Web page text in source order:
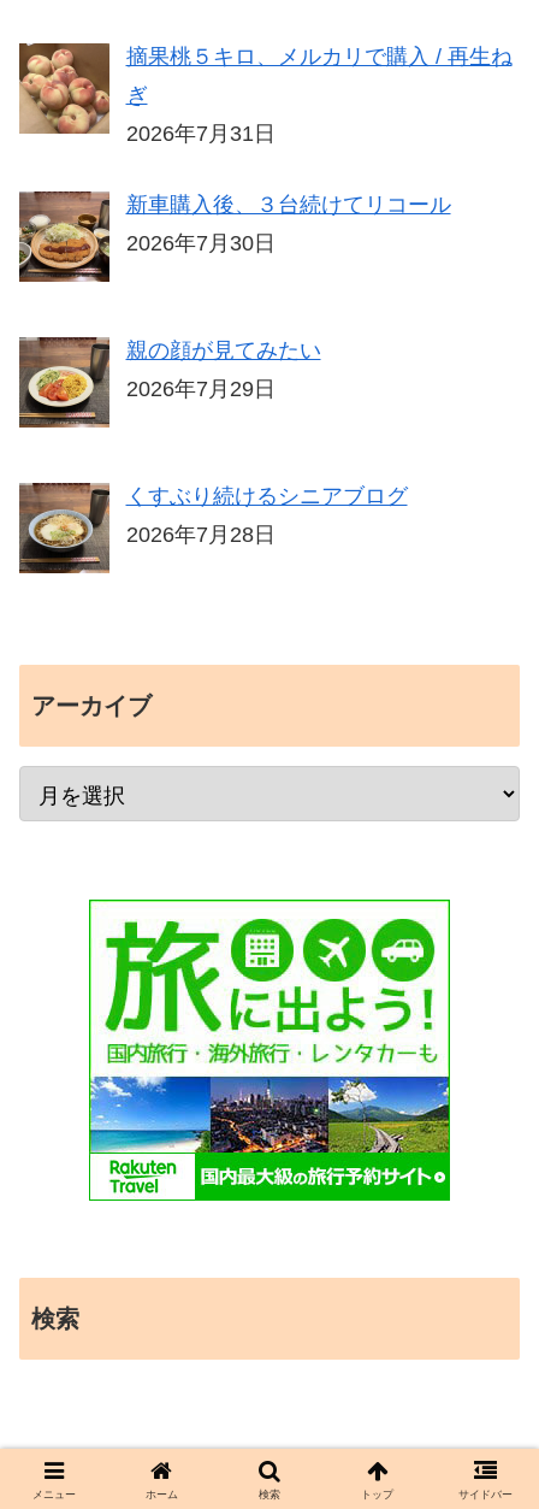
摘果桃５キロ、メルカリで購入 / 再生ね
ぎ
2026年7月31日
新車購入後、３台続けてリコール
2026年7月30日
親の顔が見てみたい
2026年7月29日
くすぶり続けるシニアブログ
2026年7月28日
アーカイブ
検索
メニュー ホーム 検索 トップ サイドバー